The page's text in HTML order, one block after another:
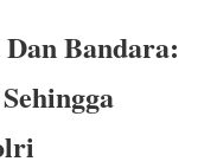
Bandara: